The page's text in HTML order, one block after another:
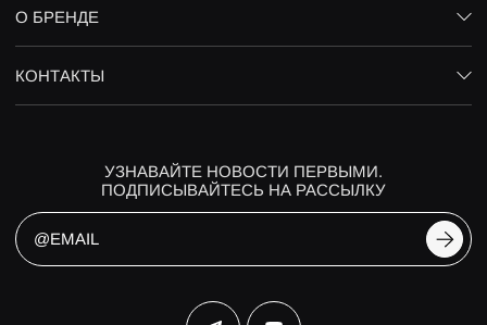
О БРЕНДЕ
КОНТАКТЫ
УЗНАВАЙТЕ НОВОСТИ ПЕРВЫМИ.
ПОДПИСЫВАЙТЕСЬ НА РАССЫЛКУ